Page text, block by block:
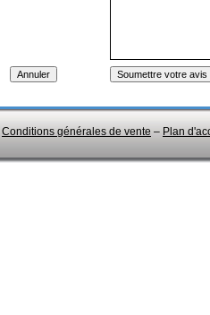
Conditions générales de vente – Plan